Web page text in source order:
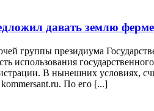
давать землю
группы президиума
использования
В нынешних условиях,
По его [...]